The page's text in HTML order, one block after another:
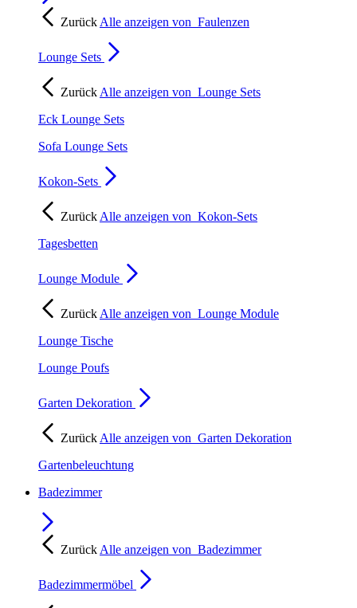
Zurück Alle anzeigen von Faulenzen
Lounge Sets
Zurück Alle anzeigen von Lounge Sets
Eck Lounge Sets
Sofa Lounge Sets
Kokon-Sets
Zurück Alle anzeigen von Kokon-Sets
Tagesbetten
Lounge Module
Zurück Alle anzeigen von Lounge Module
Lounge Tische
Lounge Poufs
Garten Dekoration
Zurück Alle anzeigen von Garten Dekoration
Gartenbeleuchtung
Badezimmer
Zurück Alle anzeigen von Badezimmer
Badezimmermöbel